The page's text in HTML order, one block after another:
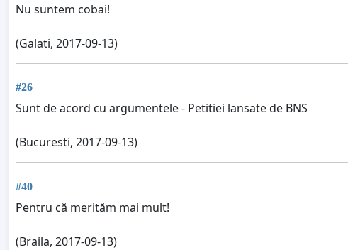
Nu suntem cobai!
(Galati, 2017-09-13)
#26
Sunt de acord cu argumentele - Petitiei lansate de BNS
(Bucuresti, 2017-09-13)
#40
Pentru că merităm mai mult!
(Braila, 2017-09-13)